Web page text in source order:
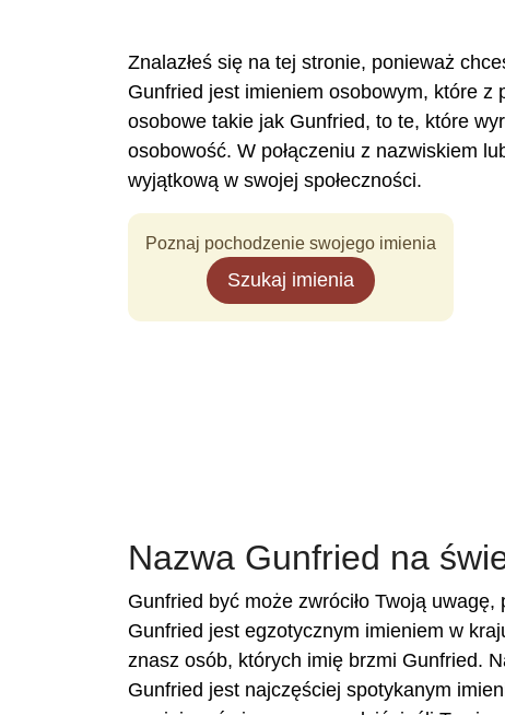
Znalazłeś się na tej stronie, ponieważ
Gunfried jest imieniem osobowym, które z
osobowe takie jak Gunfried, to te, które
osobowość. W połączeniu z nazwiskiem
wyjątkową w swojej społeczności.
Poznaj pochodzenie swojego imienia
Szukaj imienia
Nazwa Gunfried na
Gunfried być może zwróciło Twoją
Gunfried jest egzotycznym imieniem w
znasz osób, których imię brzmi Gunfried.
Gunfried jest najczęściej spotykanym